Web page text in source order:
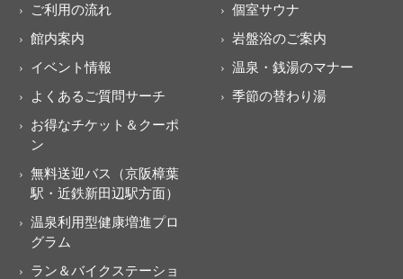
ご利用の流れ
館内案内
イベント情報
よくあるご質問サーチ
お得なチケット＆クーポ
ン
無料送迎バス（京阪樟葉
駅・近鉄新田辺駅方面）
温泉利用型健康増進プロ
グラム
ラン＆バイクステーショ
個室サウナ
岩盤浴のご案内
温泉・銭湯のマナー
季節の替わり湯